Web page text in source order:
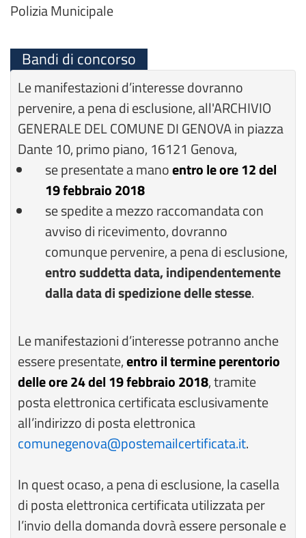
Polizia Municipale
Bandi di concorso
Le manifestazioni d’interesse dovranno
pervenire, a pena di esclusione, all'ARCHIVIO
GENERALE DEL COMUNE DI GENOVA in piazza
Dante 10, primo piano, 16121 Genova,
se presentate a manoentro le ore 12 del
19 febbraio 2018
se spedite a mezzo raccomandata con
avviso di ricevimento, dovranno
comunque pervenire, a pena di esclusione,
entro suddetta data, indipendentemente
dalla data di spedizione delle stesse.
Le manifestazioni d’interesse potranno anche
essere presentate,entro il termine perentorio
delle ore 24 del 19 febbraio 2018, tramite
posta elettronica certificata esclusivamente
all’indirizzo di posta elettronica
comunegenova@postemailcertificata.it.
In quest ocaso, a pena di esclusione, la casella
di posta elettronica certificata utilizzata per
l’invio della domanda dovrà essere personale e